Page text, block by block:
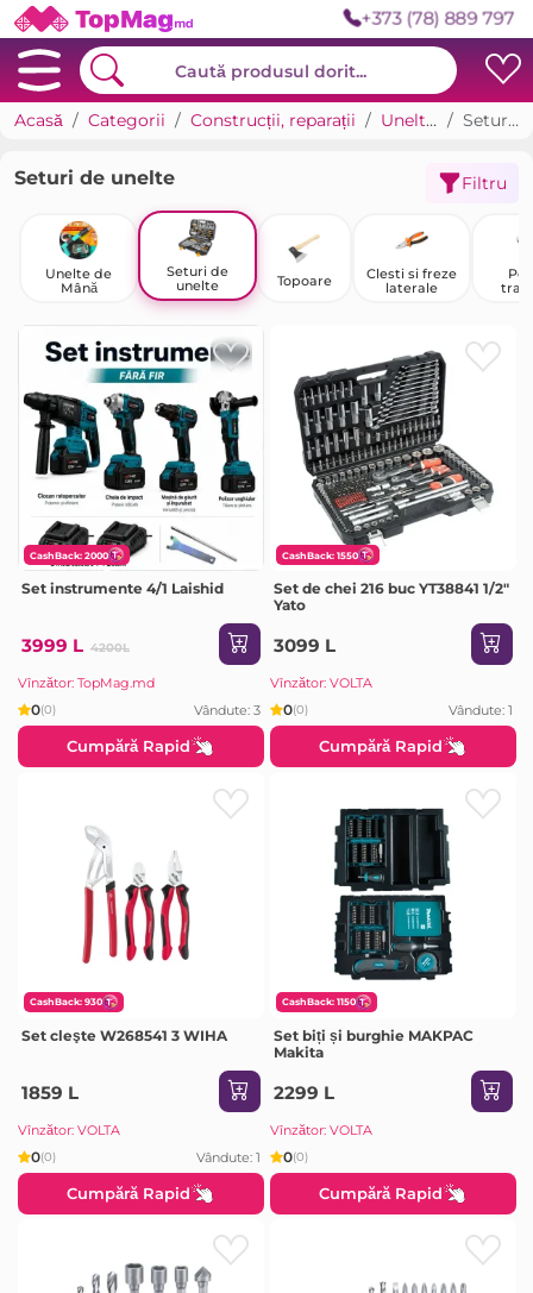
+373 (78) 889 797
Acasă Categorii Construcții, reparații Unelte manuale Seturi de unelte
Seturi de unelte Filtru
Unelte de
Mână
Seturi de
unelte
Topoare
Clesti si freze
laterale
CashBack: 2000
Set instrumente 4/1 Laishid
3999 L 4200L
Vînzător: TopMag.md
0(0) Vândute: 3
Cumpără Rapid
CashBack: 1550
Set de chei 216 buc YT38841 1/2"
Yato
3099 L
Vînzător: VOLTA
0(0) Vândute: 1
Cumpără Rapid
CashBack: 930
Set cleşte W268541 3 WIHA
1859 L
Vînzător: VOLTA
0(0) Vândute: 1
Cumpără Rapid
CashBack: 1150
Set biți și burghie MAKPAC
Makita
2299 L
Vînzător: VOLTA
0(0)
Cumpără Rapid